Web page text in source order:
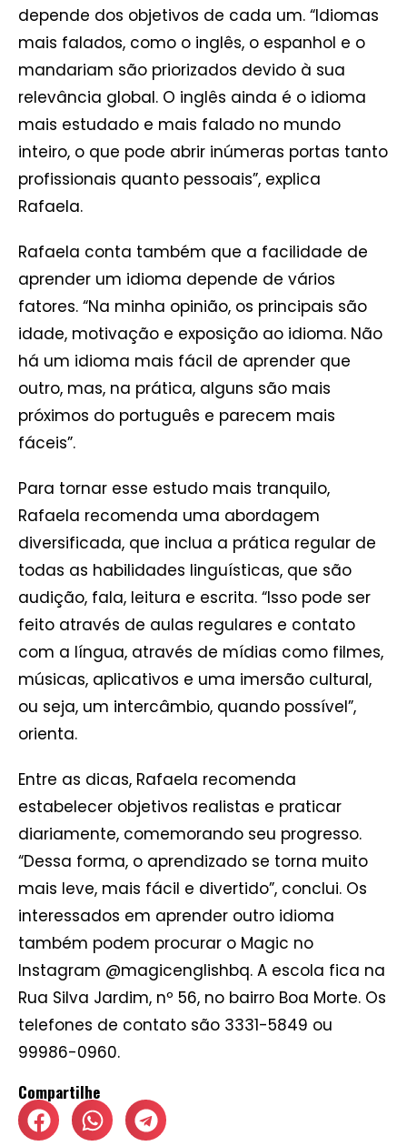
depende dos objetivos de cada um. “Idiomas
mais falados, como o inglês, o espanhol e o
mandariam são priorizados devido à sua
relevância global. O inglês ainda é o idioma
mais estudado e mais falado no mundo
inteiro, o que pode abrir inúmeras portas tanto
profissionais quanto pessoais”, explica
Rafaela.
Rafaela conta também que a facilidade de
aprender um idioma depende de vários
fatores. “Na minha opinião, os principais são
idade, motivação e exposição ao idioma. Não
há um idioma mais fácil de aprender que
outro, mas, na prática, alguns são mais
próximos do português e parecem mais
fáceis”.
Para tornar esse estudo mais tranquilo,
Rafaela recomenda uma abordagem
diversificada, que inclua a prática regular de
todas as habilidades linguísticas, que são
audição, fala, leitura e escrita. “Isso pode ser
feito através de aulas regulares e contato
com a língua, através de mídias como filmes,
músicas, aplicativos e uma imersão cultural,
ou seja, um intercâmbio, quando possível”,
orienta.
Entre as dicas, Rafaela recomenda
estabelecer objetivos realistas e praticar
diariamente, comemorando seu progresso.
“Dessa forma, o aprendizado se torna muito
mais leve, mais fácil e divertido”, conclui. Os
interessados em aprender outro idioma
também podem procurar o Magic no
Instagram @magicenglishbq. A escola fica na
Rua Silva Jardim, nº 56, no bairro Boa Morte. Os
telefones de contato são 3331-5849 ou
99986-0960.
Compartilhe